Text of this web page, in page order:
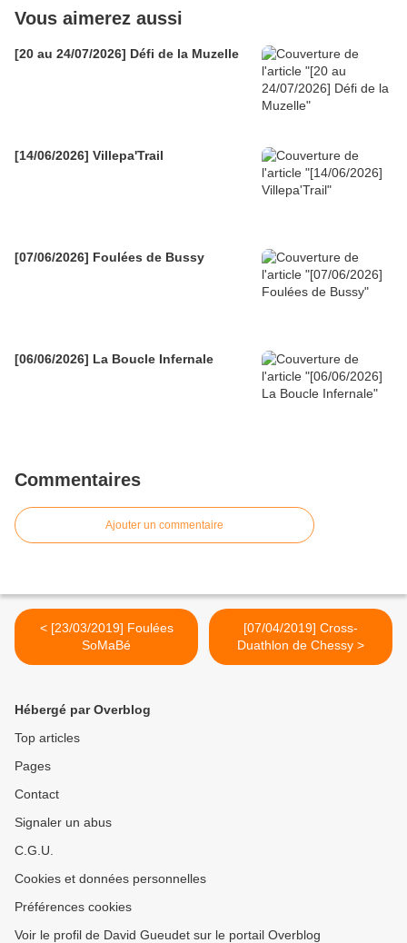
Vous aimerez aussi
[20 au 24/07/2026] Défi de la Muzelle
[14/06/2026] Villepa'Trail
[07/06/2026] Foulées de Bussy
[06/06/2026] La Boucle Infernale
Commentaires
Ajouter un commentaire
< [23/03/2019] Foulées
SoMaBé
[07/04/2019] Cross-
Duathlon de Chessy >
Hébergé par Overblog
Top articles
Pages
Contact
Signaler un abus
C.G.U.
Cookies et données personnelles
Préférences cookies
Voir le profil de David Gueudet sur le portail Overblog